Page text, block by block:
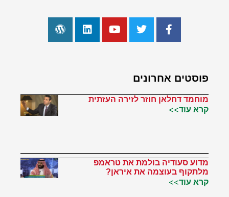
פוסטים אחרונים
מוחמד דחלאן חוזר לזירה העזתית
קרא עוד>>
מדוע סעודיה בולמת את טראמפ
מלתקוף בעוצמה את איראן?
קרא עוד>>